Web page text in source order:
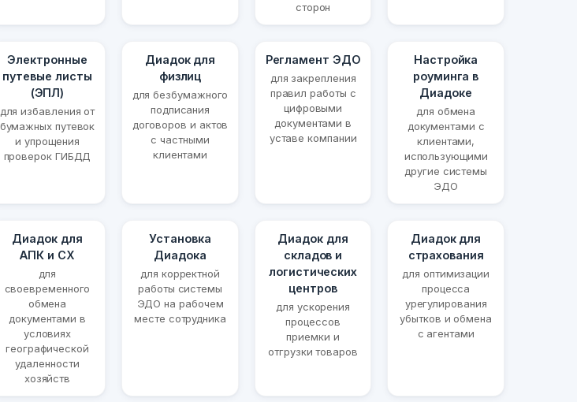
сторон
Электронные
путевые листы
(ЭПЛ)
для избавления от
бумажных путевок
и упрощения
проверок ГИБДД
Диадок для
физлиц
для безбумажного
подписания
договоров и актов
с частными
клиентами
Регламент ЭДО
для закрепления
правил работы с
цифровыми
документами в
уставе компании
Настройка
роуминга в
Диадоке
для обмена
документами с
клиентами,
использующими
другие системы
ЭДО
Диадок для
АПК и СХ
для
своевременного
обмена
документами в
условиях
географической
удаленности
хозяйств
Установка
Диадока
для корректной
работы системы
ЭДО на рабочем
месте сотрудника
Диадок для
складов и
логистических
центров
для ускорения
процессов
приемки и
отгрузки товаров
Диадок для
страхования
для оптимизации
процесса
урегулирования
убытков и обмена
с агентами